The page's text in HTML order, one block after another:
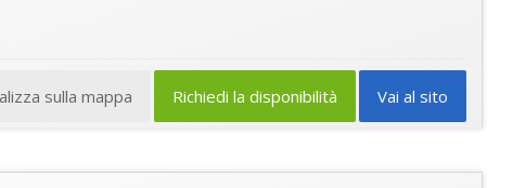
Vai al sito
Richiedi la disponibilità
sulla mappa